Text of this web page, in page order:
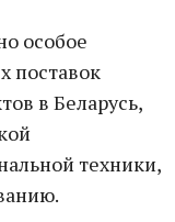
особое
поставок
в Беларусь,
техники,